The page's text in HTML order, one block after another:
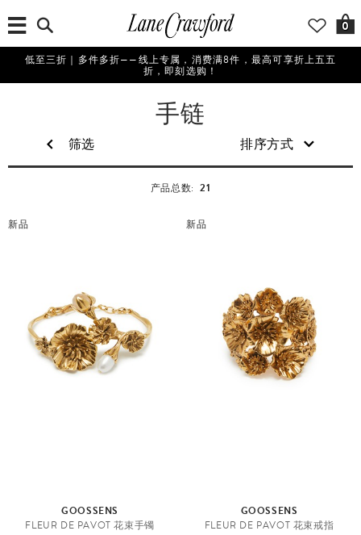
0
低至三折｜多件多折——线上专属，消费满8件，最高可享折上五五
折，即刻选购！
手链
筛选 排序方式
产品总数: 21
新品
GOOSSENS
FLEUR DE PAVOT 花束手镯
新品
GOOSSENS
FLEUR DE PAVOT 花束戒指